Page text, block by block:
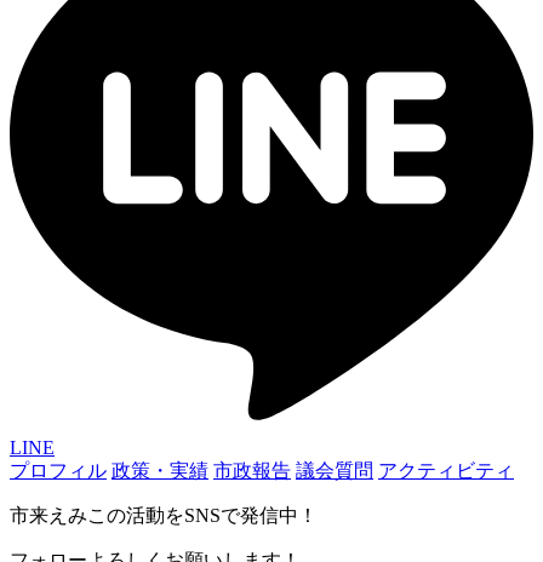
LINE
プロフィル 政策・実績 市政報告 議会質問 アクティビティ
市来えみこの活動をSNSで発信中！